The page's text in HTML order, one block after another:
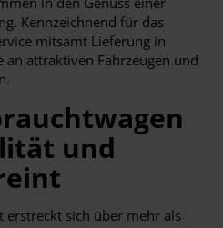
Kennzeichnend für das
mitsamt Lieferung in
attraktiven Fahrzeugen und
und
erstreckt sich über mehr als